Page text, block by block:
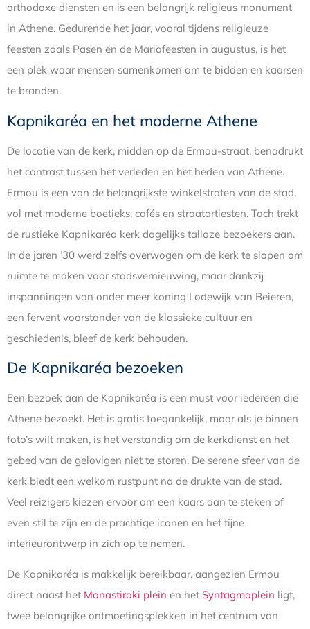
orthodoxe diensten en is een belangrijk religieus monument
in Athene. Gedurende het jaar, vooral tijdens religieuze
feesten zoals Pasen en de Mariafeesten in augustus, is het
een plek waar mensen samenkomen om te bidden en kaarsen
te branden.
Kapnikaréa en het moderne Athene
De locatie van de kerk, midden op de Ermou-straat, benadrukt
het contrast tussen het verleden en het heden van Athene.
Ermou is een van de belangrijkste winkelstraten van de stad,
vol met moderne boetieks, cafés en straatartiesten. Toch trekt
de rustieke Kapnikaréa kerk dagelijks talloze bezoekers aan.
In de jaren ’30 werd zelfs overwogen om de kerk te slopen om
ruimte te maken voor stadsvernieuwing, maar dankzij
inspanningen van onder meer koning Lodewijk van Beieren,
een fervent voorstander van de klassieke cultuur en
geschiedenis, bleef de kerk behouden.
De Kapnikaréa bezoeken
Een bezoek aan de Kapnikaréa is een must voor iedereen die
Athene bezoekt. Het is gratis toegankelijk, maar als je binnen
foto’s wilt maken, is het verstandig om de kerkdienst en het
gebed van de gelovigen niet te storen. De serene sfeer van de
kerk biedt een welkom rustpunt na de drukte van de stad.
Veel reizigers kiezen ervoor om een kaars aan te steken of
even stil te zijn en de prachtige iconen en het fijne
interieurontwerp in zich op te nemen.
De Kapnikaréa is makkelijk bereikbaar, aangezien Ermou
direct naast het Monastiraki plein en het Syntagmaplein ligt,
twee belangrijke ontmoetingsplekken in het centrum van